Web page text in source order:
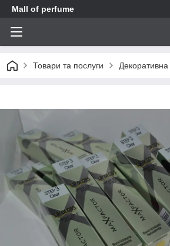
Mall of perfume
Товари та послуги